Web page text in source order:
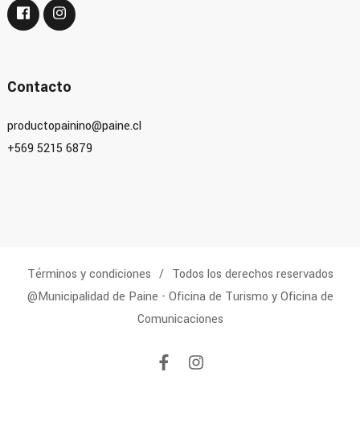
Contacto
productopainino@paine.cl
+569 5215 6879
Términos y condiciones
Todos los derechos reservados
@Municipalidad de Paine - Oficina de Turismo y Oficina de
Comunicaciones